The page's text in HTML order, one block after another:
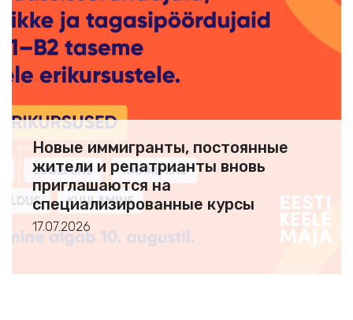
Новые иммигранты, постоянные
жители и репатрианты вновь
приглашаются на
специализированные курсы
эстонского языка
17.07.2026